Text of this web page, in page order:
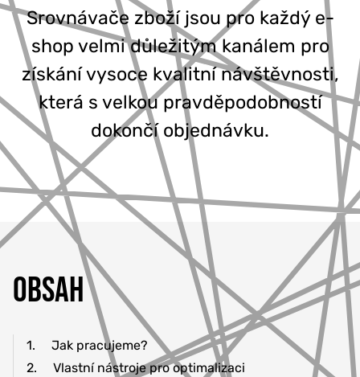
O NÁS
KONTAKTY
777 353 464
Srovnávače zboží jsou pro každý e-
shop velmi důležitým kanálem pro
získání vysoce kvalitní návštěvnosti,
která s velkou pravděpodobností
dokončí objednávku.
OBSAH
1.
Jak pracujeme?
2.
Vlastní nástroje pro optimalizaci